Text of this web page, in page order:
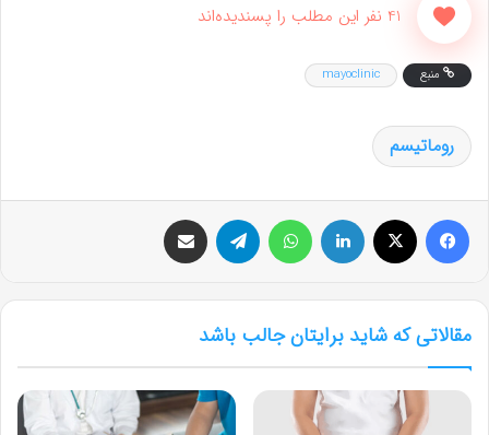
41 نفر این مطلب را پسندیده‌اند
منبع mayoclinic
روماتیسم
مقالاتی که شاید برایتان جالب باشد